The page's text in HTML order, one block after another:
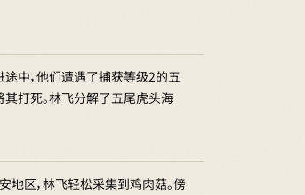
中，他们遭遇了捕获等级2的五
打死。林飞分解了五尾虎头海
区，林飞轻松采集到鸡肉菇。傍